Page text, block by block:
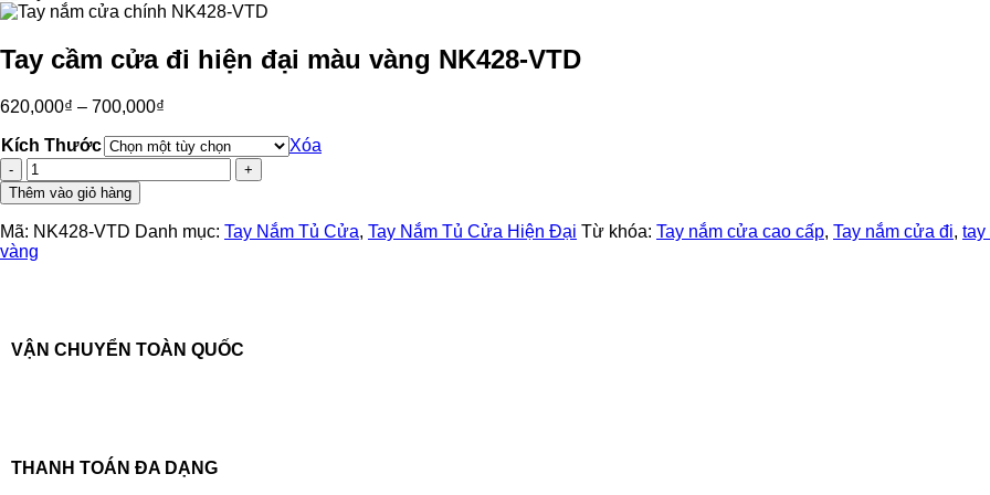
Tay cầm cửa đi hiện đại màu vàng NK428-VTD
620,000₫ – 700,000₫
Kích Thước
Xóa
Tay
cầm
cửa
đi
hiện
đại
VTD
số
Thêm vào giỏ hàng
Mã: NK428-VTD Danh mục: Tay Nắm Tủ Cửa, Tay Nắm Tủ Cửa Hiện Đại Từ khóa: Tay nắm cửa cao cấp, Tay nắm cửa đi, tay
vàng
VẬN CHUYỂN TOÀN QUỐC
THANH TOÁN ĐA DẠNG